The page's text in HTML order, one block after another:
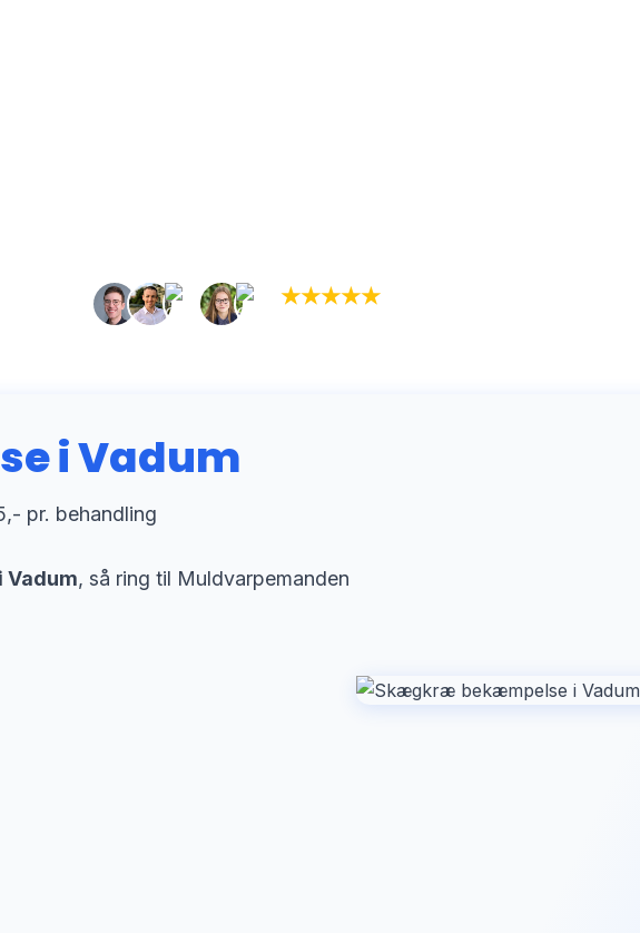
★★★★★
i Vadum
pr. behandling
, så ring til Muldvarpemanden